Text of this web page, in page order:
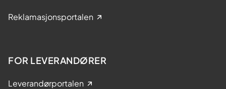
Reklamasjonsportalen
FOR LEVERANDØRER
Leverandørportalen